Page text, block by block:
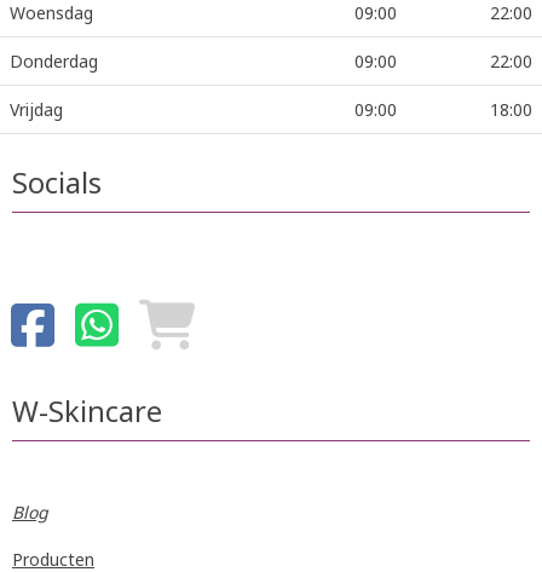
Woensdag 09:00 22:00
Donderdag 09:00 22:00
Vrijdag 09:00 18:00
Socials
W-Skincare
Blog
Producten